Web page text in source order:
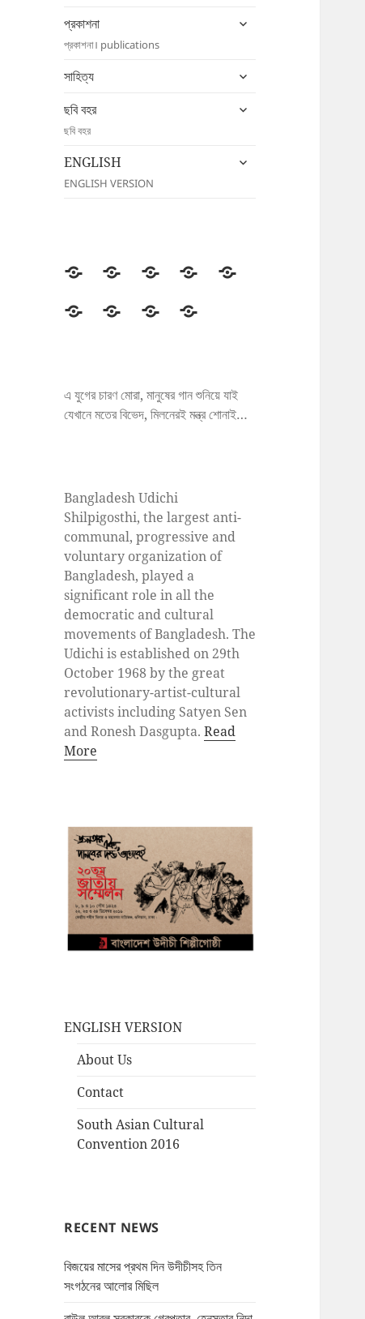
প্রকাশনা
প্রকাশনা। publications
expand
সাহিত্য
expand
menu
ছবি বহর
ছবি বহর
expand
ENGLISH
ENGLISH VERSION
expand
উদীচী সংগঠন
জাতীয়
জেলা/
সংবাদ
প্রকাশনাসাহিত্য
ছবি
ENGLISH
এ যুগের চারণ মোরা, মানুষের গান শুনিয়ে যাই
যেখানে মতের বিভেদ, মিলনেরই মন্ত্র শোনাই…
Bangladesh Udichi
Shilpigosthi, the largest anti-
communal, progressive and
voluntary organization of
Bangladesh, played a
significant role in all the
democratic and cultural
movements of Bangladesh. The
Udichi is established on 29th
October 1968 by the great
revolutionary-artist-cultural
activists including Satyen Sen
and Ronesh Dasgupta.Read
More
ENGLISH VERSION
About Us
Contact
South Asian Cultural
Convention 2016
RECENT NEWS
বিজয়ের মাসের প্রথম দিন উদীচীসহ তিন
সংগঠনের আলোর মিছিল